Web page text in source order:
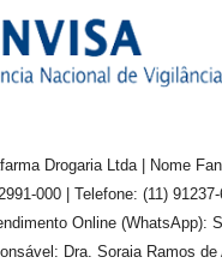
Drogaria Ltda | Nome
000 | Telefone: (11)
Online (WhatsApp):
Dra. Soraia Ramos de